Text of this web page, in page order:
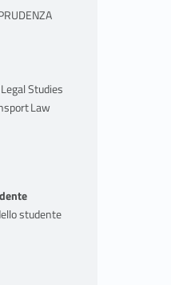
Studies
Law
studente